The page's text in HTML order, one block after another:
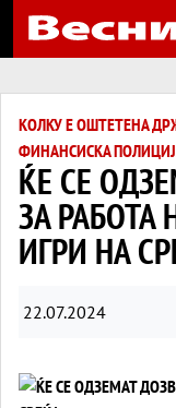
КОЛКУ Е ОШТЕТЕНА
ФИНАНСИСКА
ЌЕ СЕ
ЗА РАБОТА
ИГРИ НА
22.07.2024